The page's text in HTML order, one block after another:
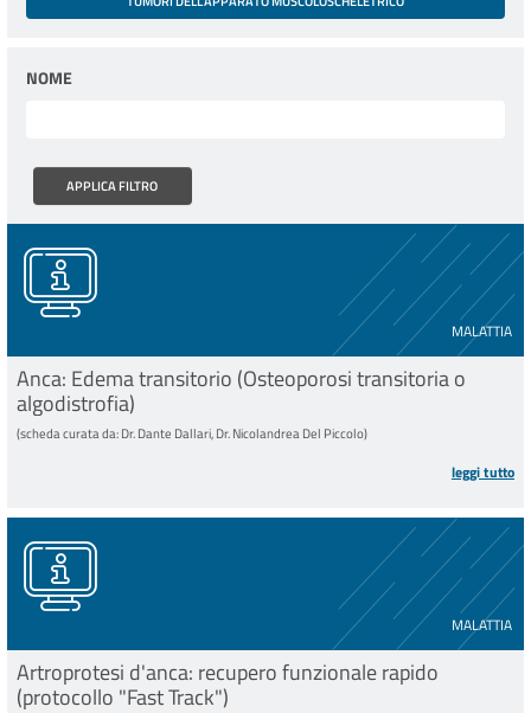
NOME
MALATTIA
Anca: Edema transitorio (Osteoporosi transitoria o
algodistrofia)
(scheda curata da: Dr. Dante Dallari, Dr. Nicolandrea Del Piccolo)
leggi tutto
MALATTIA
Artroprotesi d'anca: recupero funzionale rapido
(protocollo "Fast Track")